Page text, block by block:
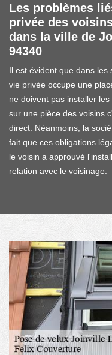
Les problèmes
privée des
dans la ville de
94340
Il est évident que dans les
vie privée occupe une
ne doivent pas installer
sur une pièce des voisins
direct. Néanmoins, la
fait que ces obligations
le voisin a approuvé
relation avec le voisinage.